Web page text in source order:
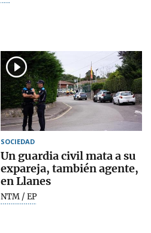
SOCIEDAD
Un guardia civil mata a su
expareja, también agente,
en Llanes
NTM / EP